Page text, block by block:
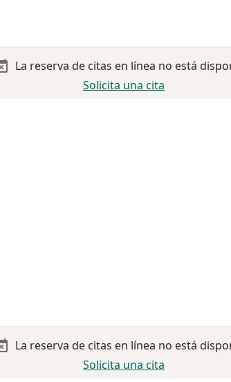
La reserva de citas en línea no está
Solicita una cita
La reserva de citas en línea no está
Solicita una cita